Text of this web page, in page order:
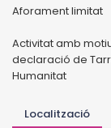
Aforament limitat
Activitat amb
declaració de
Humanitat
Localització